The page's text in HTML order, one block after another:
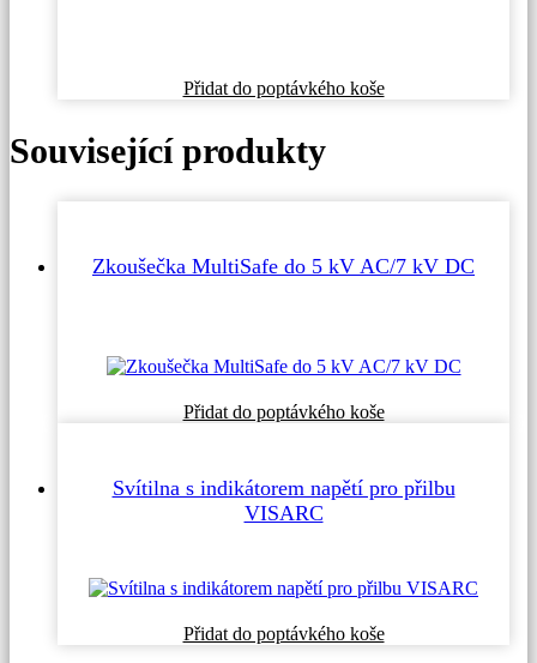
Přidat do poptávkého koše
Související produkty
Zkoušečka MultiSafe do 5 kV AC/7 kV DC
Přidat do poptávkého koše
Svítilna s indikátorem napětí pro přilbu
VISARC
Přidat do poptávkého košeTento